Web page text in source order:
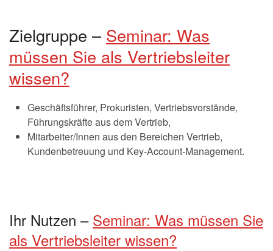
Zielgruppe – Seminar: Was
müssen Sie als Vertriebsleiter
wissen?
Geschäftsführer, Prokuristen, Vertriebsvorstände,
Führungskräfte aus dem Vertrieb,
Mitarbeiter/Innen aus den Bereichen Vertrieb,
Kundenbetreuung und Key-Account-Management.
Ihr Nutzen – Seminar: Was müssen Sie
als Vertriebsleiter wissen?